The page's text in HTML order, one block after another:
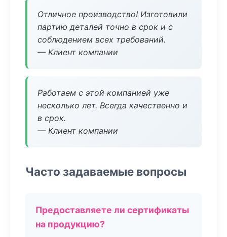
Отличное производство! Изготовили
партию деталей точно в срок и с
соблюдением всех требований.
— Клиент компании
Работаем с этой компанией уже
несколько лет. Всегда качественно и
в срок.
— Клиент компании
Часто задаваемые вопросы
Предоставляете ли сертификаты
на продукцию?